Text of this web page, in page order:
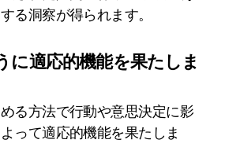
います。適応は、環境の圧力
イナミクスは、資源の共有や
なグループの相互作用、協
。繁殖戦略には親の投資や配
、遺伝的な繁殖に影響を与え
を理解することで、進化的プ